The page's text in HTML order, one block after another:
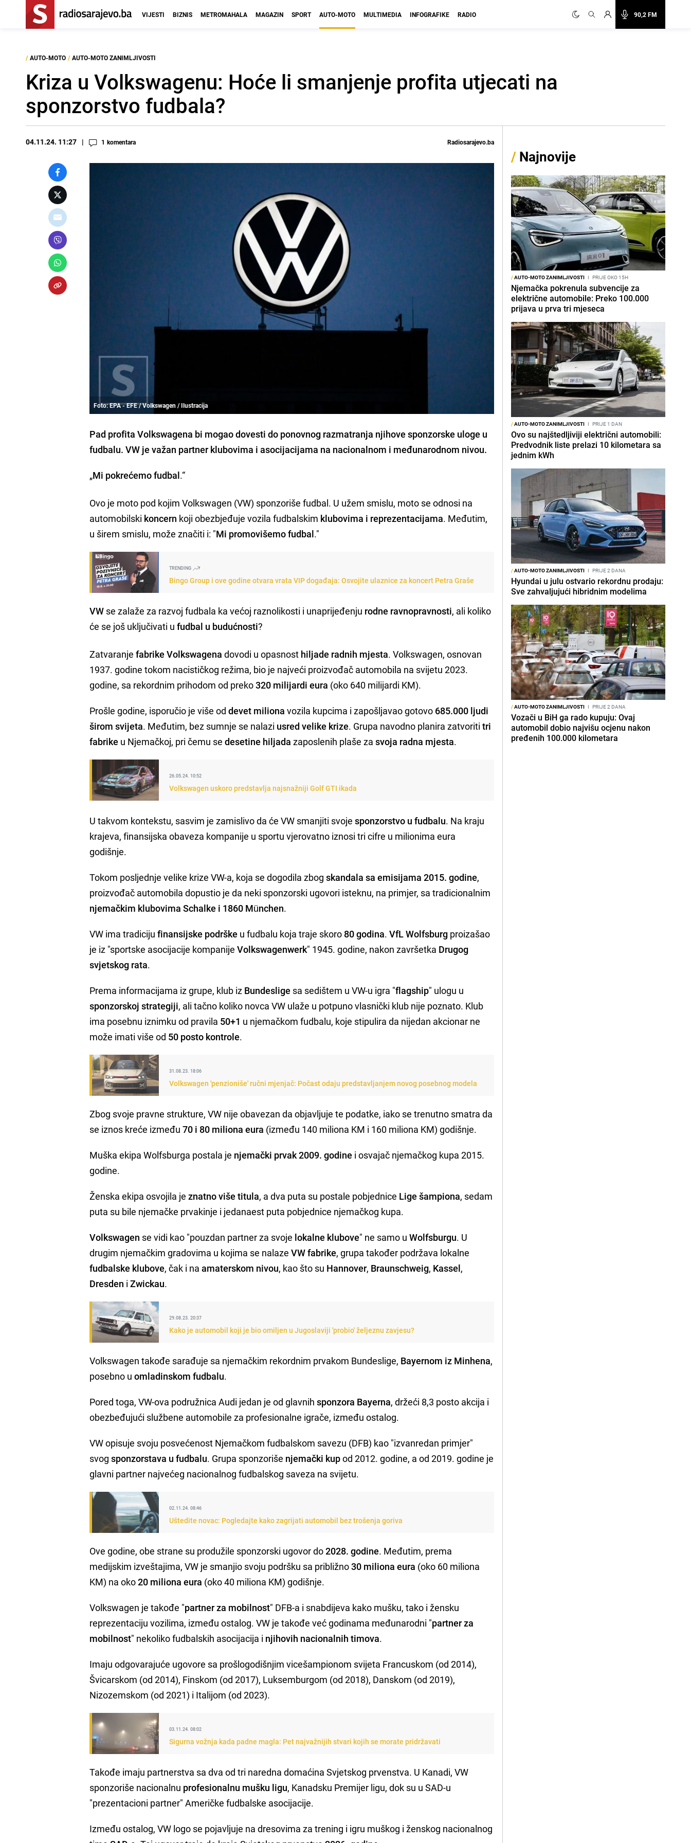
90,2 FM
VIJESTI BIZNIS METROMAHALA MAGAZIN SPORT AUTO-MOTO MULTIMEDIA INFOGRAFIKE RADIO
/ AUTO-MOTO / AUTO-MOTO ZANIMLJIVOSTI
Kriza u Volkswagenu: Hoće li smanjenje profita utjecati na
sponzorstvo fudbala?
04.11.24. 11:27 1 komentara Radiosarajevo.ba
Foto: EPA - EFE / Volkswagen / Ilustracija
Pad profita Volkswagena bi mogao dovesti do ponovnog razmatranja njihove sponzorske uloge u
fudbalu. VW je važan partner klubovima i asocijacijama na nacionalnom i međunarodnom nivou.
„Mi pokrećemo fudbal.“
Ovo je moto pod kojim Volkswagen (VW) sponzoriše fudbal. U užem smislu, moto se odnosi na
automobilski koncern koji obezbjeđuje vozila fudbalskim klubovima i reprezentacijama. Međutim,
u širem smislu, može značiti i: "Mi promovišemo fudbal."
TRENDING
Bingo Group i ove godine otvara vrata VIP događaja: Osvojite ulaznice za koncert Petra Graše
VW se zalaže za razvoj fudbala ka većoj raznolikosti i unaprijeđenju rodne ravnopravnosti, ali koliko
će se još uključivati ufudbal u budućnosti?
Zatvaranjefabrike Volkswagena dovodi u opasnost hiljade radnih mjesta. Volkswagen, osnovan
1937. godine tokom nacističkog režima, bio je najveći proizvođač automobila na svijetu 2023.
godine, sa rekordnim prihodom od preko320 milijardi eura (oko 640 milijardi KM).
Prošle godine, isporučio je više oddevet miliona vozila kupcima i zapošljavao gotovo 685.000 ljudi
širom svijeta. Međutim, bez sumnje se nalazi usred velike krize. Grupa navodno planira zatvorititri
fabrike u Njemačkoj, pri čemu sedesetine hiljada zaposlenih plaše zasvoja radna mjesta.
26.05.24. 10:52
Volkswagen uskoro predstavlja najsnažniji Golf GTI ikada
U takvom kontekstu, sasvim je zamislivo da će VW smanjiti svojesponzorstvo u fudbalu. Na kraju
krajeva, finansijska obaveza kompanije u sportu vjerovatno iznosi tri cifre u milionima eura
godišnje.
Tokom posljednje velike krize VW-a, koja se dogodila zbogskandala sa emisijama 2015. godine,
proizvođač automobila dopustio je da neki sponzorski ugovori isteknu, na primjer, sa tradicionalnim
njemačkim klubovima Schalke i 1860 München.
VW ima tradicijufinansijske podrške u fudbalu koja traje skoro 80godina.VfL Wolfsburg proizašao
je iz "sportske asocijacije kompanijeVolkswagenwerk" 1945. godine, nakon završetka Drugog
svjetskog rata.
Prema informacijama iz grupe, klub iz Bundeslige sa sedištem u VW-u igra "flagship" ulogu u
sponzorskoj strategiji, ali tačno koliko novca VW ulaže u potpuno vlasnički klub nije poznato. Klub
ima posebnu iznimku od pravila 50+1 u njemačkom fudbalu, koje stipulira da nijedan akcionar ne
može imati više od 50 posto kontrole.
31.08.23. 18:06
Volkswagen 'penzioniše' ručni mjenjač: Počast odaju predstavljanjem novog posebnog modela
Zbog svoje pravne strukture, VW nije obavezan da objavljuje te podatke, iako se trenutno smatra da
se iznos kreće između70 i 80 miliona eura (između 140 miliona KM i 160 miliona KM) godišnje.
Muška ekipa Wolfsburga postala je njemački prvak 2009. godine i osvajač njemačkog kupa 2015.
godine.
Ženska ekipa osvojila jeznatno više titula, a dva puta su postale pobjednice Lige šampiona, sedam
puta su bile njemačke prvakinje i jedanaest puta pobjednice njemačkog kupa.
Volkswagen se vidi kao "pouzdan partner za svoje lokalne klubove" ne samo uWolfsburgu. U
drugim njemačkim gradovima u kojima se nalazeVW fabrike, grupa također podržava lokalne
fudbalske klubove, čak i naamaterskom nivou, kao što su Hannover, Braunschweig, Kassel,
Dresden iZwickau.
29.08.23. 20:37
Kako je automobil koji je bio omiljen u Jugoslaviji 'probio' željeznu zavjesu?
Volkswagen takođe sarađuje sa njemačkim rekordnim prvakom Bundeslige, Bayernom iz Minhena,
posebno uomladinskom fudbalu.
Pored toga, VW-ova podružnica Audi jedan je od glavnihsponzora Bayerna, držeći 8,3 posto akcija i
obezbeđujući službene automobile za profesionalne igrače, između ostalog.
VW opisuje svoju posvećenost Njemačkom fudbalskom savezu (DFB) kao "izvanredan primjer"
svogsponzorstava u fudbalu. Grupa sponzoriše njemački kupod 2012. godine, a od 2019. godine je
glavni partner najvećeg nacionalnog fudbalskog saveza na svijetu.
02.11.24. 08:46
Uštedite novac: Pogledajte kako zagrijati automobil bez trošenja goriva
Ove godine, obe strane su produžile sponzorski ugovor do2028. godine. Međutim, prema
medijskim izveštajima, VW je smanjio svoju podršku sa približno30 miliona eura (oko 60 miliona
KM) na oko20 miliona eura (oko 40 miliona KM) godišnje.
Volkswagen je takođe "partner za mobilnost" DFB-a i snabdijeva kako mušku, tako i žensku
reprezentaciju vozilima, između ostalog. VW je takođe već godinama međunarodni "partner za
mobilnost" nekoliko fudbalskih asocijacija i njihovih nacionalnih timova.
Imaju odgovarajuće ugovore sa prošlogodišnjim vicešampionom svijeta Francuskom (od 2014),
Švicarskom (od 2014), Finskom (od 2017), Luksemburgom (od 2018), Danskom (od 2019),
Nizozemskom (od 2021) i Italijom (od 2023).
03.11.24. 08:02
Sigurna vožnja kada padne magla: Pet najvažnijih stvari kojih se morate pridržavati
Takođe imaju partnerstva sa dva od tri naredna domaćina Svjetskog prvenstva. U Kanadi, VW
sponzoriše nacionalnu profesionalnu mušku ligu, Kanadsku Premijer ligu, dok su u SAD-u
"prezentacioni partner" Američke fudbalske asocijacije.
Između ostalog, VW logo se pojavljuje na dresovima za trening i igru muškog i ženskog nacionalnog
/ Najnovije
/AUTO-MOTO ZANIMLJIVOSTI I PRIJE OKO 15H
Njemačka pokrenula subvencije za
električne automobile: Preko 100.000
prijava u prva tri mjeseca
/AUTO-MOTO ZANIMLJIVOSTI I PRIJE 1 DAN
Ovo su najštedljiviji električni automobili:
Predvodnik liste prelazi 10 kilometara sa
jednim kWh
/AUTO-MOTO ZANIMLJIVOSTI I PRIJE 2 DANA
Hyundai u julu ostvario rekordnu prodaju:
Sve zahvaljujući hibridnim modelima
/AUTO-MOTO ZANIMLJIVOSTI I PRIJE 2 DANA
Vozači u BiH ga rado kupuju: Ovaj
automobil dobio najvišu ocjenu nakon
pređenih 100.000 kilometara